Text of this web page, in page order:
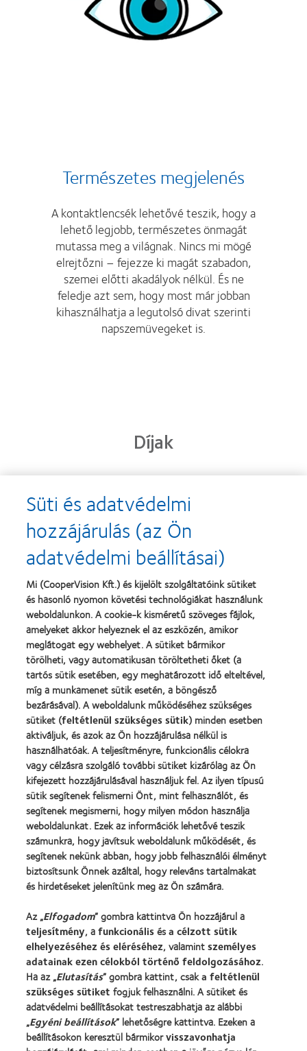
Természetes megjelenés
A kontaktlencsék lehetővé teszik, hogy a
lehető legjobb, természetes önmagát
mutassa meg a világnak. Nincs mi mögé
elrejtőzni – fejezze ki magát szabadon,
szemei előtti akadályok nélkül. És ne
feledje azt sem, hogy most már jobban
kihasználhatja a legutolsó divat szerinti
napszemüvegeket is.
Díjak
Learn
more
about
2013.
évi
Silmo
d’Or
díj
a
legjobb
termékért
–
MyDay™
Learn
more
about
„Contact
Lens
Product
the
Year”,
2013
Learn
more
about
Magyar
Vakok
és
Gyengénlátók
Országos
Szövetsége
Learn
more
about
"BCLA
Award",
2019
Termékeink
Találja meg a lencséjét
Kontaktlencse-technológia
Kontaktlencsék és a látás
Új viselő
Tapasztalt viselő
Blog
Karrierlehetőségek a CooperVisionnél
Hírközpont
Kapcsolat
Jogi információk
Adatvédelmi szabályzat
Süti és adatvédelmi
hozzájárulás (az Ön
adatvédelmi beállításai)
Mi (CooperVision Kft.) és kijelölt szolgáltatóink sütiket
és hasonló nyomon követési technológiákat használunk
weboldalunkon. A cookie-k kisméretű szöveges fájlok,
amelyeket akkor helyeznek el az eszközén, amikor
meglátogat egy webhelyet. A sütiket bármikor
törölheti, vagy automatikusan töröltetheti őket (a
tartós sütik esetében, egy meghatározott idő elteltével,
míg a munkamenet sütik esetén, a böngésző
bezárásával). A weboldalunk működéséhez szükséges
sütiket (feltétlenül szükséges sütik) minden esetben
aktiváljuk, és azok az Ön hozzájárulása nélkül is
használhatóak. A teljesítményre, funkcionális célokra
vagy célzásra szolgáló további sütiket kizárólag az Ön
kifejezett hozzájárulásával használjuk fel. Az ilyen típusú
sütik segítenek felismerni Önt, mint felhasználót, és
segítenek megismerni, hogy milyen módon használja
weboldalunkat. Ezek az információk lehetővé teszik
számunkra, hogy javítsuk weboldalunk működését, és
segítenek nekünk abban, hogy jobb felhasználói élményt
biztosítsunk Önnek azáltal, hogy releváns tartalmakat
és hirdetéseket jelenítünk meg az Ön számára.
Az „Elfogadom” gombra kattintva Ön hozzájárul a
teljesítmény, afunkcionálisésa célzott sütik
elhelyezéséhez és eléréséhez, valamintszemélyes
adatainak ezen célokból történő feldolgozásához.
Ha az „Elutasítás” gombra kattint, csaka feltétlenül
szükséges sütiket fogjuk felhasználni. A sütiket és
adatvédelmi beállításokat testreszabhatja az alábbi
„Egyéni beállítások” lehetőségre kattintva. Ezeken a
beállításokon keresztül bármikorvisszavonhatja